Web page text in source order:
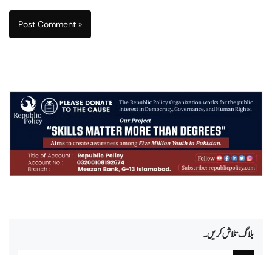
بلاگ تلاش کریں۔